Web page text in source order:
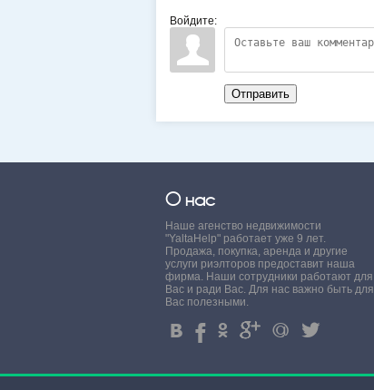
Войдите:
Отправить
О нас
Наше агенство недвижимости
"YaltaHelp" работает уже 9 лет.
Продажа, покупка, аренда и другие
услуги риэлторов предоставит наша
фирма. Наши сотрудники работают для
Вас и ради Вас. Для нас важно быть для
Вас полезными.
4 % . ' + 3